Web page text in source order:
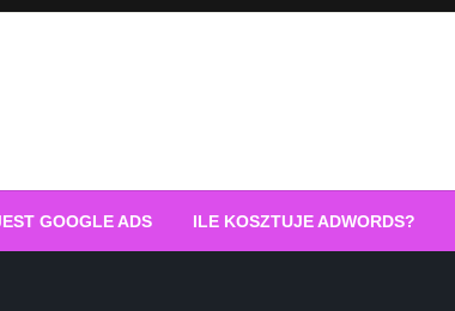
GOOGLE ADS ILE KOSZTUJE ADWORDS?